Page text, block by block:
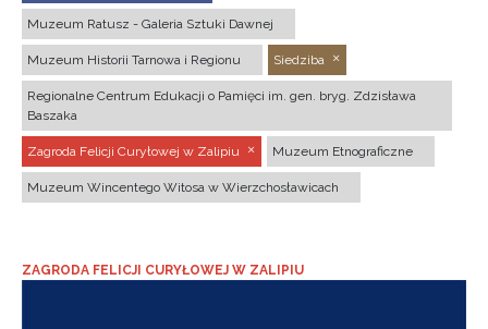
Muzeum Ratusz - Galeria Sztuki Dawnej
Muzeum Historii Tarnowa i Regionu Siedziba
Regionalne Centrum Edukacji o Pamięci im. gen. bryg. Zdzisława
Baszaka
Zagroda Felicji Curyłowej w Zalipiu Muzeum Etnograficzne
Muzeum Wincentego Witosa w Wierzchosławicach
ZAGRODA FELICJI CURYŁOWEJ W ZALIPIU